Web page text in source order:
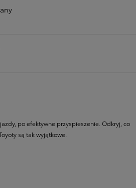
po efektywne przyspieszenie. Odkryj, co
są tak wyjątkowe.